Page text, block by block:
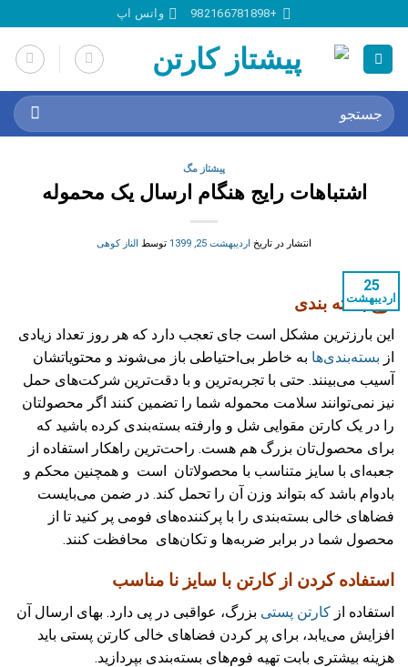
to
content
+982166781898 واتس اپ
جستجو
برای:
پیشتاز مگ
اشتباهات رایج هنگام ارسال یک محموله
انتشار در تاریخ اردیبهشت 25, 1399 توسط الناز کوهی
25
اردیبهشت
نوع بسته بندی
این بارزترین مشکل است جای تعجب دارد که هر روز تعداد زیادی
از بسته‌بندی‌ها به خاطر بی‌احتیاطی باز می‌شوند و محتویاتشان
آسیب می‌بینند. حتی با تجربه‌ترین و با دقت‌ترین شرکت‌های حمل
نیز نمی‌توانند سلامت محموله شما را تضمین کنند اگر محصولتان
را در یک کارتن مقوایی شل و وارفته بسته‌بندی کرده باشید که
برای محصول‌تان بزرگ هم هست. راحت‌ترین راهکار استفاده از
جعبه‌ای با سایز متناسب با محصولاتان است و همچنین محکم و
بادوام باشد که بتواند وزن آن را تحمل کند. در ضمن می‌بایست
فضاهای خالی بسته‌بندی را با پرکننده‌های فومی پر کنید تا از
محصول شما در برابر ضربه‌ها و تکان‌های محافظت کنند.
استفاده کردن از کارتن با سایز نا مناسب
استفاده از کارتن پستی بزرگ، عواقبی در پی دارد. بهای ارسال آن
افزایش می‌یابد، برای پر کردن فضاهای خالی کارتن پستی باید
هزینه بیشتری بابت تهیه فوم‌های بسته‌بندی بپردازید.